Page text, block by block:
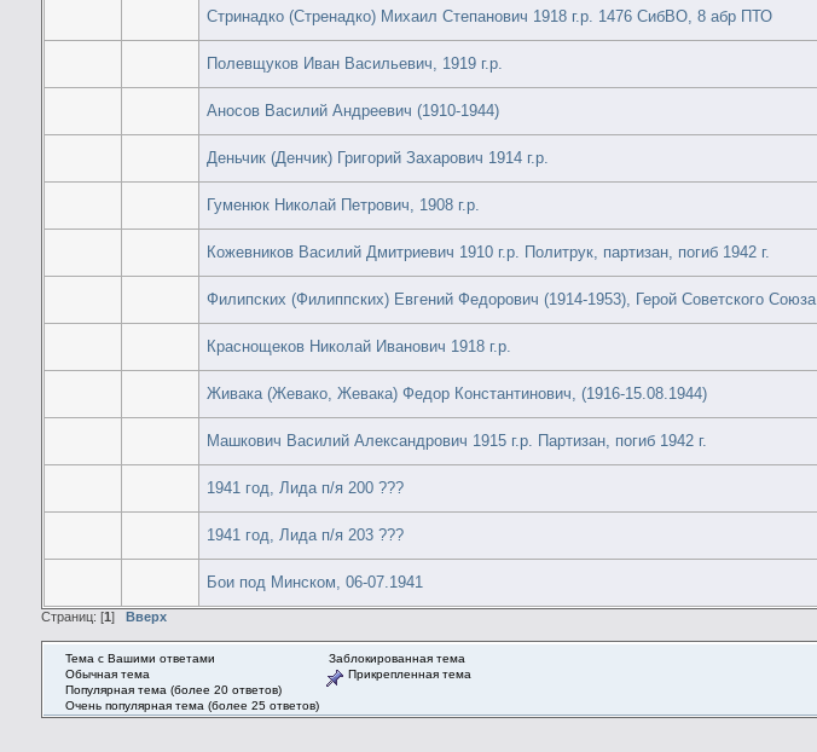
Стринадко (Стренадко) Михаил Степанович 1918 г.р. 1476 СибВО, 8 абр ПТО
Полевщуков Иван Васильевич, 1919 г.р.
Аносов Василий Андреевич (1910-1944)
Деньчик (Денчик) Григорий Захарович 1914 г.р.
Гуменюк Николай Петрович, 1908 г.р.
Кожевников Василий Дмитриевич 1910 г.р. Политрук, партизан, погиб 1942 г.
Филипских (Филиппских) Евгений Федорович (1914-1953), Герой Советского Союза
Краснощеков Николай Иванович 1918 г.р.
Живака (Жевако, Жевака) Федор Константинович, (1916-15.08.1944)
Машкович Василий Александрович 1915 г.р. Партизан, погиб 1942 г.
1941 год, Лида п/я 200 ???
1941 год, Лида п/я 203 ???
Бои под Минском, 06-07.1941
Страниц: [1] Вверх
Тема с Вашими ответами
Обычная тема
Популярная тема (более 20 ответов)
Очень популярная тема (более 25 ответов)
Заблокированная тема
Прикрепленная тема